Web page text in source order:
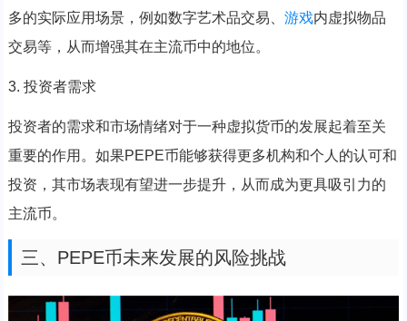
多的实际应用场景，例如数字艺术品交易、 游戏内虚拟物品
交易等，从而增强其在主流币中的地位。
3. 投资者需求
投资者的需求和市场情绪对于一种虚拟货币的发展起着至关
重要的作用。如果PEPE币能够获得更多机构和个人的认可和
投资，其市场表现有望进一步提升，从而成为更具吸引力的
主流币。
三、PEPE币未来发展的风险挑战